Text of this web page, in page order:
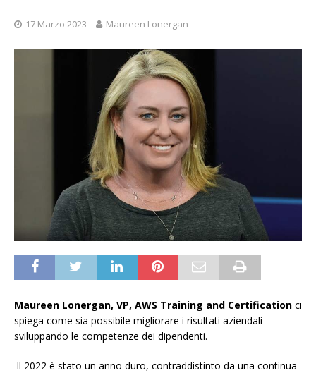
17 Marzo 2023 Maureen Lonergan
Maureen Lonergan, VP, AWS Training and Certification ci
spiega come sia possibile migliorare i risultati aziendali
sviluppando le competenze dei dipendenti.
ll 2022 è stato un anno duro, contraddistinto da una continua